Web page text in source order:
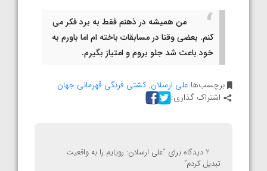
من همیشه در ذهنم فقط به برد فکر می
کنم. بعضی وقتا در مسابقات باخته ام اما باورم به
خود باعث شد جلو بروم و امتیاز بگیرم.
برچسب‌ها:علی ارسلان,کشتی فرنگی قهرمانی جهان
اشتراک گذاری:
2 دیدگاه برای “
علی ارسلان: رویایم را به واقعیت
تبدیل کردم”